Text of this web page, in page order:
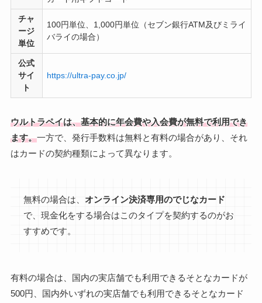
チャ
ージ
単位
100円単位、1,000円単位（セブン銀行ATM及びミライ
バライの場合）
公式
サイ
ト
https://ultra-pay.co.jp/
ウルトラペイは、基本的に年会費や入会費が無料で利用でき
ます。一方で、発行手数料は無料と有料の場合があり、それ
はカードの契約種類によって異なります。
無料の場合は、 オンライン決済専用のでじなカード
で、現金化をする場合はこのタイプを契約するのがお
すすめです。
有料の場合は、国内の実店舗でも利用できるそとなカードが
500円、国内外いずれの実店舗でも利用できるそとなカード